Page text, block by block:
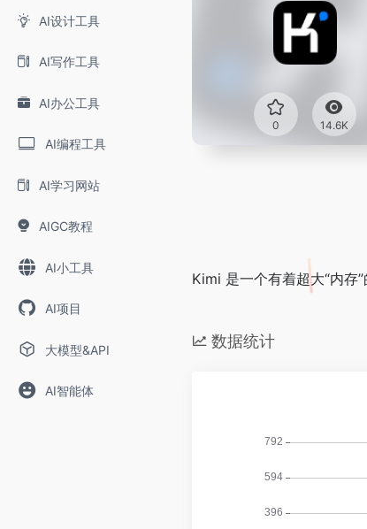
AI设计工具
AI写作工具
AI办公工具
AI编程工具
AI学习网站
AIGC教程
AI小工具
AI项目
大模型&API
AI智能体
0 14.6K
Kimi 是一个有着超大“内存
数据统计